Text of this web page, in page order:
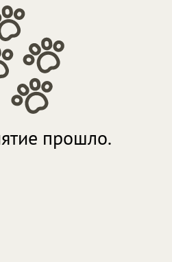
прошло.